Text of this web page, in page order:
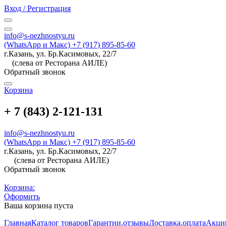
Вход / Регистрация
info@s-nezhnostyu.ru
(WhatsApp и Макс) +7 (917) 895-85-60
г.Казань, ул. Бр.Касимовых, 22/7
(слева от Ресторана АИЛЕ)
Обратный звонок
Корзина
+ 7 (843) 2-121-131
info@s-nezhnostyu.ru
(WhatsApp и Макс) +7 (917) 895-85-60
г.Казань, ул. Бр.Касимовых, 22/7
(слева от Ресторана АИЛЕ)
Обратный звонок
Корзина:
Оформить
Ваша корзина пуста
ГлавнаяКаталог товаровГарантии,отзывыДоставка,оплата